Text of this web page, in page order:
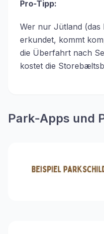
Pro-Tipp:
Wer nur Jütland (das
erkundet, kommt
die Überfahrt nach
kostet die
Park-Apps und